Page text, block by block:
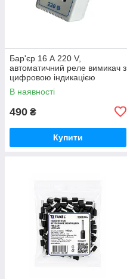
Бар'єр 16 А 220 V,
автоматичний реле вимикач з
цифровою індикацією
напруги, захист для
холодильника від перепадів
В наявності
490 ₴
Купити